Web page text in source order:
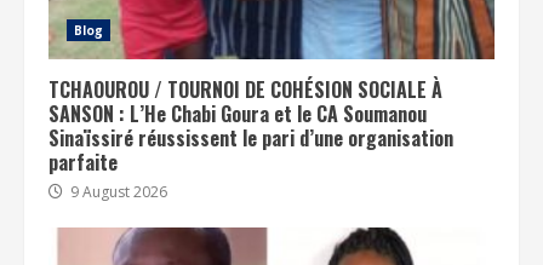
Blog
TCHAOUROU / TOURNOI DE COHÉSION SOCIALE À
SANSON : L’He Chabi Goura et le CA Soumanou
Sinaïssiré réussissent le pari d’une organisation
parfaite
9 August 2026